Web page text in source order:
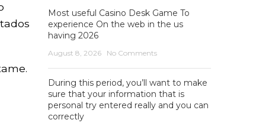
Most useful Casino Desk Game To
experience On the web in the us
having 2026
August 8, 2026 No Comments
During this period, you’ll want to make
sure that your information that is
personal try entered really and you can
correctly